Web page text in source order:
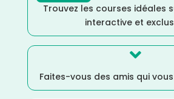
Trouvez les courses idéales
interactive et

Faites-vous des amis qui